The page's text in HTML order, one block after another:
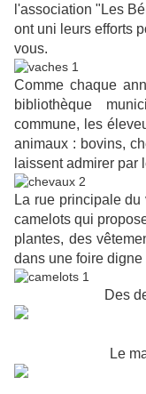
l'association "Les
ont uni leurs efforts
vous.
Comme chaque
bibliothèque
commune, les
animaux : bovins,
laissent admirer par
La rue principale
camelots qui
plantes, des
dans une foire digne
Des
Le